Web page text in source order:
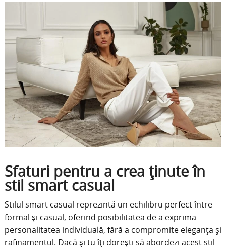
Sfaturi pentru a crea ținute în
stil smart casual
Stilul smart casual reprezintă un echilibru perfect între
formal și casual, oferind posibilitatea de a exprima
personalitatea individuală, fără a compromite eleganța și
rafinamentul. Dacă și tu îți dorești să abordezi acest stil